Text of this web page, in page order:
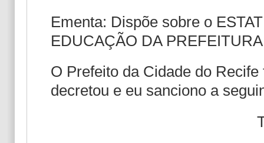
Ementa: Dispõe sobre o
EDUCAÇÃO DA
O Prefeito da Cidade do
decretou e eu sanciono a